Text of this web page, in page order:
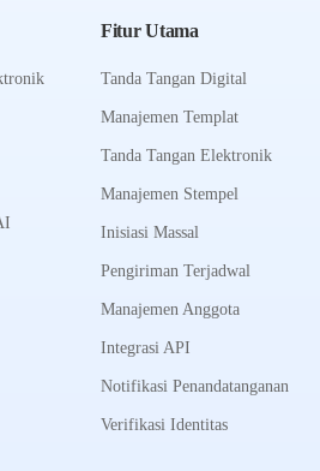
Fitur Utama
Tanda Tangan Digital
Manajemen Templat
Tanda Tangan Elektronik
Manajemen Stempel
Inisiasi Massal
Pengiriman Terjadwal
Manajemen Anggota
Integrasi API
Notifikasi Penandatanganan
Verifikasi Identitas